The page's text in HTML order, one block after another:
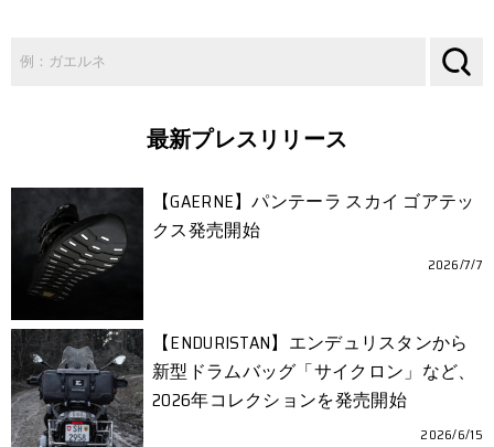
最新プレスリリース
【GAERNE】パンテーラ スカイ ゴアテッ
クス発売開始
2026/7/7
【ENDURISTAN】エンデュリスタンから
新型ドラムバッグ「サイクロン」など、
2026年コレクションを発売開始
2026/6/15